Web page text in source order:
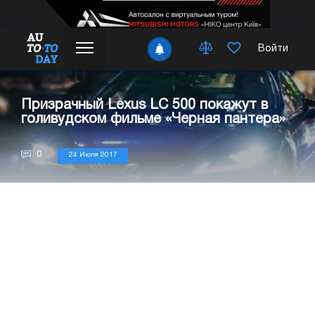
Войти
Призрачный Lexus LC 500 покажут в
голивудском фильме «Черная пантера»
0 24 Июля 2017